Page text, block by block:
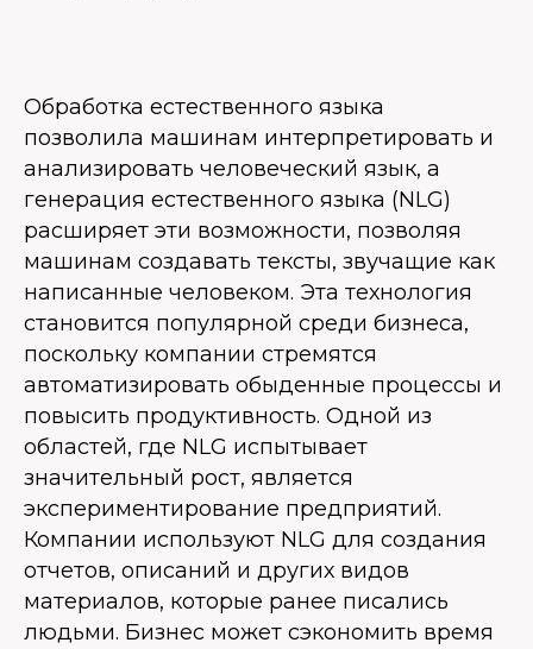
Обработка естественного языка
позволила машинам интерпретировать и
анализировать человеческий язык, а
генерация естественного языка (NLG)
расширяет эти возможности, позволяя
машинам создавать тексты, звучащие как
написанные человеком. Эта технология
становится популярной среди бизнеса,
поскольку компании стремятся
автоматизировать обыденные процессы и
повысить продуктивность. Одной из
областей, где NLG испытывает
значительный рост, является
экспериментирование предприятий.
Компании используют NLG для создания
отчетов, описаний и других видов
материалов, которые ранее писались
людьми. Бизнес может сэкономить время